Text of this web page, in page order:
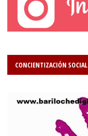
CONCIENTIZACIÓN SOCIAL